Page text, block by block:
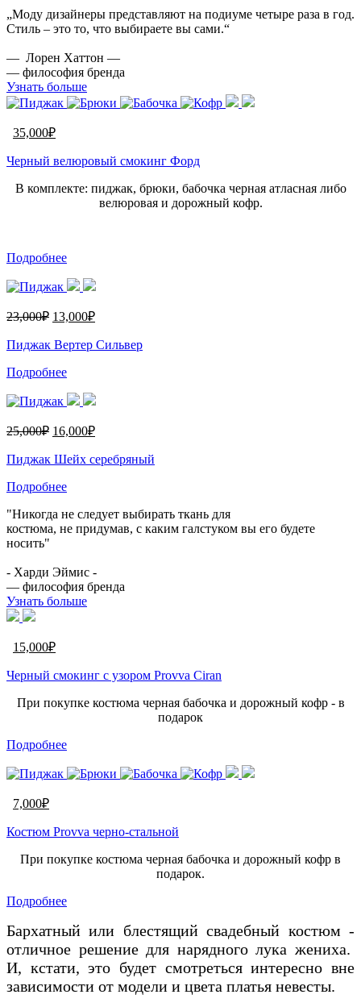
„Моду дизайнеры представляют на подиуме четыре раза в год.
Стиль – это то, что выбираете вы сами.“
— Лорен Хаттон —
— философия бренда
Узнать больше
35,000₽
Черный велюровый смокинг Форд
В комплекте: пиджак, брюки, бабочка черная атласная либо
велюровая и дорожный кофр.
Подробнее
23,000₽ 13,000₽
Пиджак Вертер Сильвер
Подробнее
25,000₽ 16,000₽
Пиджак Шейх серебряный
Подробнее
"Никогда не следует выбирать ткань для
костюма, не придумав, с каким галстуком вы его будете
носить"
- Харди Эймис -
— философия бренда
Узнать больше
15,000₽
Черный смокинг с узором Provva Ciran
При покупке костюма черная бабочка и дорожный кофр - в
подарок
Подробнее
7,000₽
Костюм Provva черно-стальной
При покупке костюма черная бабочка и дорожный кофр в
подарок.
Подробнее
Бархатный или блестящий свадебный костюм -
отличное решение для нарядного лука жениха.
И, кстати, это будет смотреться интересно вне
зависимости от модели и цвета платья невесты.